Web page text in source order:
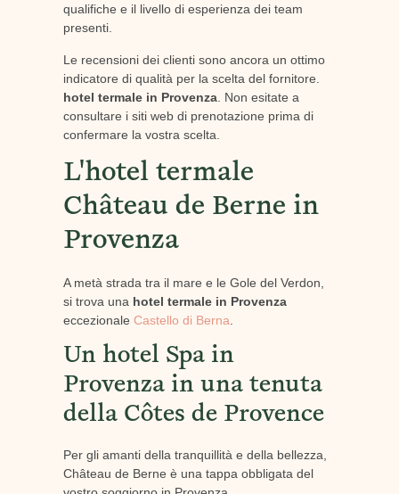
qualifiche e il livello di esperienza dei team
presenti.
Le recensioni dei clienti sono ancora un ottimo
indicatore di qualità per la scelta del fornitore.
hotel termale in Provenza. Non esitate a
consultare i siti web di prenotazione prima di
confermare la vostra scelta.
L'hotel termale
Château de Berne in
Provenza
A metà strada tra il mare e le Gole del Verdon,
si trova una hotel termale in Provenza
eccezionale Castello di Berna
Un hotel Spa in
Provenza in una tenuta
della Côtes de Provence
Per gli amanti della tranquillità e della bellezza,
Château de Berne è una tappa obbligata del